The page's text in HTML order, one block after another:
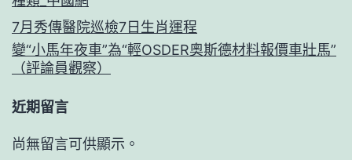
7月秀傳醫院巡檢7日生肖運程
變“小馬年夜車”為“輕OSDER奧斯德材料報價車壯馬”
（評論員觀察）
近期留言
尚無留言可供顯示。